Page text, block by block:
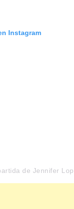
Instagram
de Jennifer